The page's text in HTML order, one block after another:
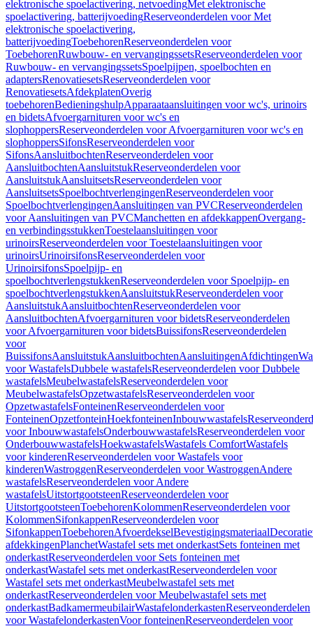
elektronische spoelactivering, netvoedingMet elektronische
spoelactivering, batterijvoedingReserveonderdelen voor Met
elektronische spoelactivering,
batterijvoedingToebehorenReserveonderdelen voor
ToebehorenRuwbouw- en vervangingssetsReserveonderdelen voor
Ruwbouw- en vervangingssetsSpoelpijpen, spoelbochten en
adaptersRenovatiesetsReserveonderdelen voor
RenovatiesetsAfdekplatenOverig
toebehorenBedieningshulpApparaataansluitingen voor wc's, urinoirs
en bidetsAfvoergarnituren voor wc's en
slophoppersReserveonderdelen voor Afvoergarnituren voor wc's en
slophoppersSifonsReserveonderdelen voor
SifonsAansluitbochtenReserveonderdelen voor
AansluitbochtenAansluitstukReserveonderdelen voor
AansluitstukAansluitsetsReserveonderdelen voor
AansluitsetsSpoelbochtverlengingenReserveonderdelen voor
SpoelbochtverlengingenAansluitingen van PVCReserveonderdelen
voor Aansluitingen van PVCManchetten en afdekkappenOvergang-
en verbindingsstukkenToestelaansluitingen voor
urinoirsReserveonderdelen voor Toestelaansluitingen voor
urinoirsUrinoirsifonsReserveonderdelen voor
UrinoirsifonsSpoelpijp- en
spoelbochtverlengstukkenReserveonderdelen voor Spoelpijp- en
spoelbochtverlengstukkenAansluitstukReserveonderdelen voor
AansluitstukAansluitbochtenReserveonderdelen voor
AansluitbochtenAfvoergarnituren voor bidetsReserveonderdelen
voor Afvoergarnituren voor bidetsBuissifonsReserveonderdelen
voor
BuissifonsAansluitstukAansluitbochtenAansluitingenAfdichtingen
voor WastafelsDubbele wastafelsReserveonderdelen voor Dubbele
wastafelsMeubelwastafelsReserveonderdelen voor
MeubelwastafelsOpzetwastafelsReserveonderdelen voor
OpzetwastafelsFonteinenReserveonderdelen voor
FonteinenOpzetfonteinHoekfonteinenInbouwwastafels
voor InbouwwastafelsOnderbouwwastafelsReserveonderdelen voor
OnderbouwwastafelsHoekwastafelsWastafels ComfortWastafels
voor kinderenReserveonderdelen voor Wastafels voor
kinderenWastroggenReserveonderdelen voor WastroggenAndere
wastafelsReserveonderdelen voor Andere
wastafelsUitstortgootsteenReserveonderdelen voor
UitstortgootsteenToebehorenKolommenReserveonderdelen voor
KolommenSifonkappenReserveonderdelen voor
SifonkappenToebehorenAfvoerdekselBevestigingsmateriaal
afdekkingenPlanchetWastafel sets met onderkastSets fonteinen met
onderkastReserveonderdelen voor Sets fonteinen met
onderkastWastafel sets met onderkastReserveonderdelen voor
Wastafel sets met onderkastMeubelwastafel sets met
onderkastReserveonderdelen voor Meubelwastafel sets met
onderkastBadkamermeubilairWastafelonderkastenReserveonderdelen
voor WastafelonderkastenVoor fonteinenReserveonderdelen voor